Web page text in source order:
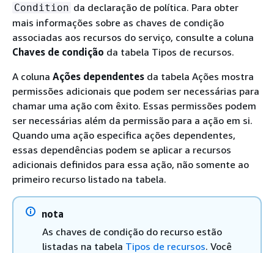
Condition da declaração de política. Para obter
mais informações sobre as chaves de condição
associadas aos recursos do serviço, consulte a coluna
Chaves de condição da tabela Tipos de recursos.
A coluna Ações dependentes da tabela Ações mostra
permissões adicionais que podem ser necessárias para
chamar uma ação com êxito. Essas permissões podem
ser necessárias além da permissão para a ação em si.
Quando uma ação especifica ações dependentes,
essas dependências podem se aplicar a recursos
adicionais definidos para essa ação, não somente ao
primeiro recurso listado na tabela.
nota
As chaves de condição do recurso estão
listadas na tabela Tipos de recursos. Você